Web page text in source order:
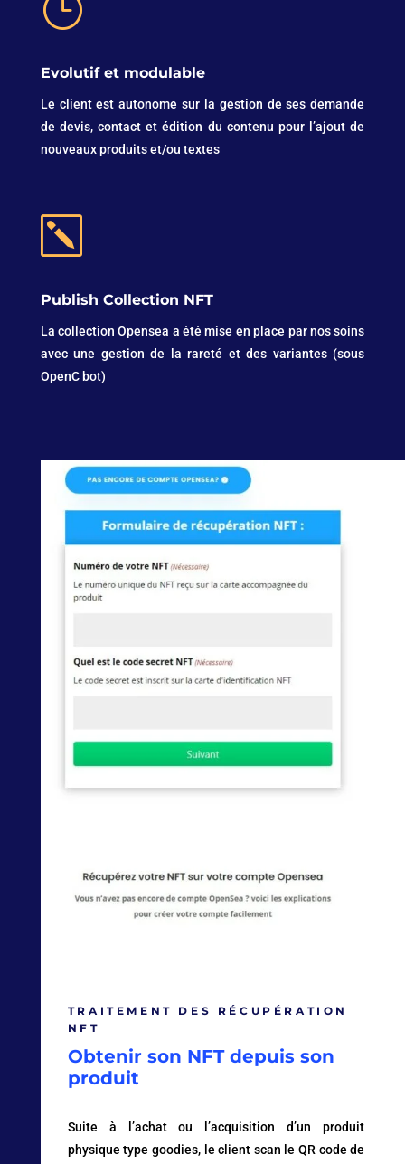
}
Evolutif et modulable
Le client est autonome sur la gestion de ses demande
de devis, contact et édition du contenu pour l’ajout de
nouveaux produits et/ou textes
k
Publish Collection NFT
La collection Opensea a été mise en place par nos soins
avec une gestion de la rareté et des variantes (sous
OpenC bot)
TRAITEMENT DES RÉCUPÉRATION
NFT
Obtenir son NFT depuis son
produit
Suite à l’achat ou l’acquisition d’un produit
physique type goodies, le client scan le QR code de